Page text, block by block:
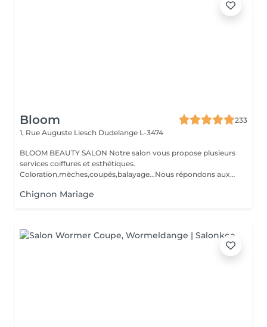
Bloom
233
1, Rue Auguste Liesch Dudelange L-3474
BLOOM BEAUTY SALON Notre salon vous propose plusieurs
services coiffures et esthétiques.
Coloration,mèches,coupés,balayage...Nous répondons aux
Chignon Mariage